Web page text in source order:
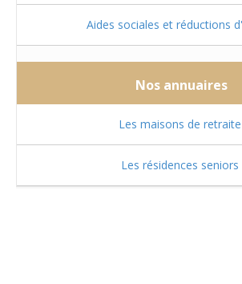
Aides sociales et réductions
Nos annuaires
Les maisons de retraite
Les résidences seniors